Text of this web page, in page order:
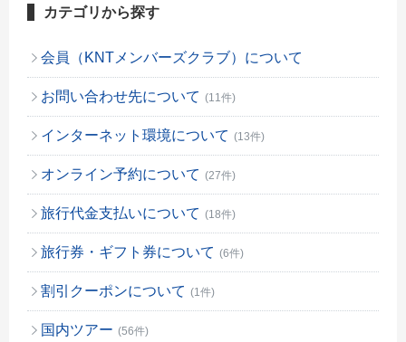
カテゴリから探す
会員（KNTメンバーズクラブ）について
お問い合わせ先について (11件)
インターネット環境について (13件)
オンライン予約について (27件)
旅行代金支払いについて (18件)
旅行券・ギフト券について (6件)
割引クーポンについて (1件)
国内ツアー (56件)